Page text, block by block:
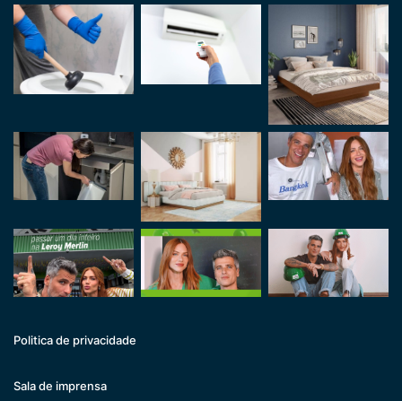
Politica de privacidade
Sala de imprensa